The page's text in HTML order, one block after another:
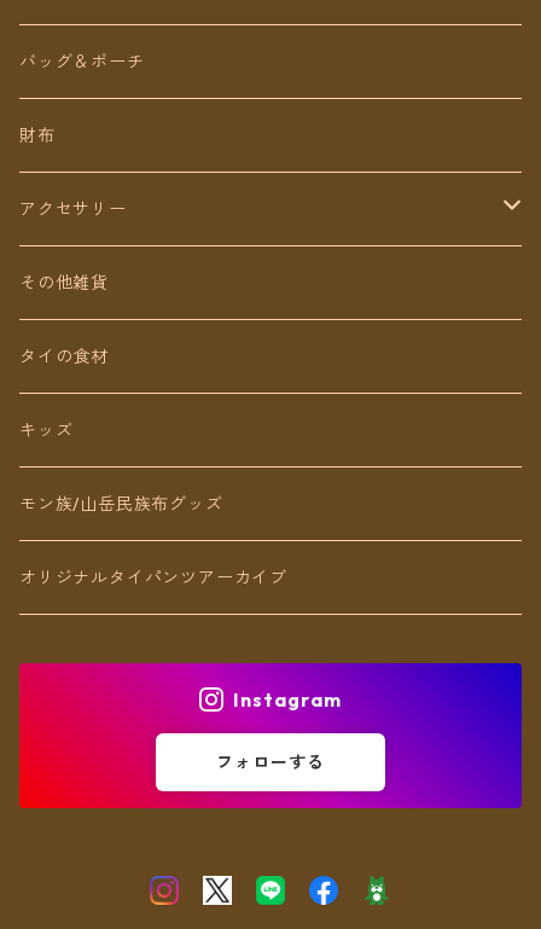
ロング丈
ミディアム丈
ショート丈
Baby&Kids
ワンピース
パンツ
スカート
キッズ
バッグ＆ポーチ
財布
アクセサリー
ピアス（イヤリング）
ネックレス
リング
ブレスレット
アンクレット
その他雑貨
タイの食材
キッズ
モン族/山岳民族布グッズ
オリジナルタイパンツアーカイブ
Instagram
フォローする